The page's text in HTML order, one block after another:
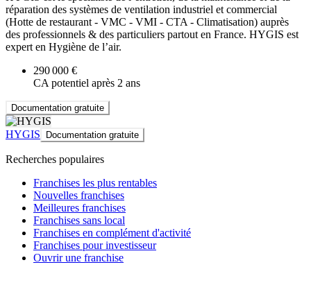
réparation des systèmes de ventilation industriel et commercial
(Hotte de restaurant - VMC - VMI - CTA - Climatisation) auprès
des professionnels & des particuliers partout en France. HYGIS est
expert en Hygiène de l’air.
290 000 €
CA potentiel après 2 ans
Documentation gratuite
HYGIS Documentation gratuite
Recherches populaires
Franchises les plus rentables
Nouvelles franchises
Meilleures franchises
Franchises sans local
Franchises en complément d'activité
Franchises pour investisseur
Ouvrir une franchise